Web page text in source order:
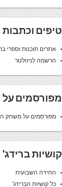
טיפים וכתבות
אתרים תוכנות וספרי
הרשמה לניוזלטר
מפורסמים
מפורסמים על משחק
קושיות ברידג'
החידה השבועית
כל קושיות הברידג'